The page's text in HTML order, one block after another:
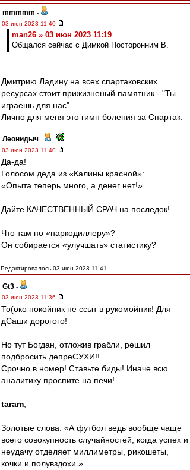
mmmmm -
03 июн 2023 11:40
man26 » 03 июн 2023 11:19
Общался сейчас с Димкой Посторонним В.
Дмитрию Ладину на всех спартаковских
ресурсах стоит прижизненый памятник - "Ты
играешь для нас".
Лично для меня это гимн боления за Спартак.
Леонидыч -
03 июн 2023 11:40
Да-да!
Голосом деда из «Калины красной»:
«Опыта теперь много, а денег нет!»
Дайте КАЧЕСТВЕННЫЙ СРАЧ на последок!
Что там по «наркодиллеру»?
Он собирается «улучшать» статистику?
Редактировалось 03 июн 2023 11:41
Gt3 -
03 июн 2023 11:36
То(око покойник не ссыт в рукомойник! Для
дСаши дорогого!
Но тут Богдан, отложив грабли, решил
подбросить депреСУХИ!!
Срочно в номер! Ставьте биды! Иначе всю
аналитику проспите на печи!
taram
Золотые слова: «А футбол ведь вообще чаще
всего совокупность случайностей, когда успех и
неудачу отделяет миллиметры, рикошеты,
кочки и полувздохи.»